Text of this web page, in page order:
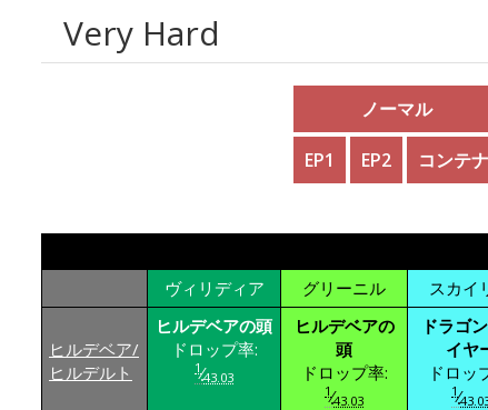
Very Hard
ノーマル
EP1 EP2 コンテナ
ヴィリディア
グリーニル スカイ
ヒルデベア/
ヒルデルト
ヒルデベアの頭
ドロップ率:
1⁄43.03
ヒルデベアの
頭
ドロップ率:
1⁄43.03
ドラゴ
イヤ
ドロッ
1⁄